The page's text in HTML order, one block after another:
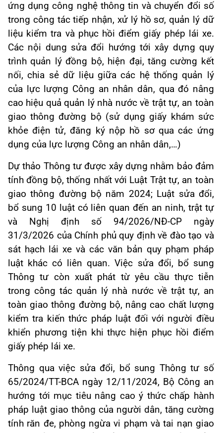
ứng dụng công nghệ thông tin và chuyển đổi số
trong công tác tiếp nhận, xử lý hồ sơ, quản lý dữ
liệu kiểm tra và phục hồi điểm giấy phép lái xe.
Các nội dung sửa đổi hướng tới xây dựng quy
trình quản lý đồng bộ, hiện đại, tăng cường kết
nối, chia sẻ dữ liệu giữa các hệ thống quản lý
của lực lượng Công an nhân dân, qua đó nâng
cao hiệu quả quản lý nhà nước về trật tự, an toàn
giao thông đường bộ (sử dụng giấy khám sức
khỏe điện tử, đăng ký nộp hồ sơ qua các ứng
dụng của lực lượng Công an nhân dân,…)
Dự thảo Thông tư được xây dựng nhằm bảo đảm
tính đồng bộ, thống nhất với Luật Trật tự, an toàn
giao thông đường bộ năm 2024; Luật sửa đổi,
bổ sung 10 luật có liên quan đến an ninh, trật tự
và Nghị định số 94/2026/NĐ-CP ngày
31/3/2026 của Chính phủ quy định về đào tạo và
sát hạch lái xe và các văn bản quy phạm pháp
luật khác có liên quan. Việc sửa đổi, bổ sung
Thông tư còn xuất phát từ yêu cầu thực tiễn
trong công tác quản lý nhà nước về trật tự, an
toàn giao thông đường bộ, nâng cao chất lượng
kiểm tra kiến thức pháp luật đối với người điều
khiển phương tiện khi thực hiện phục hồi điểm
giấy phép lái xe.
Thông qua việc sửa đổi, bổ sung Thông tư số
65/2024/TT-BCA ngày 12/11/2024, Bộ Công an
hướng tới mục tiêu nâng cao ý thức chấp hành
pháp luật giao thông của người dân, tăng cường
tính răn đe, phòng ngừa vi phạm và tai nạn giao